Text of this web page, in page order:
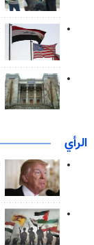
الرأي